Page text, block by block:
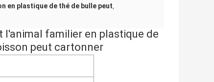
en plastique de thé de bulle peut,
l'animal familier en plastique de
peut cartonner